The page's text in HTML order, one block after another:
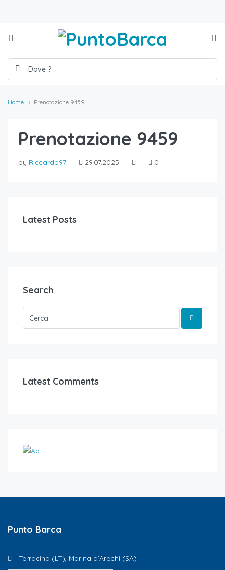
Home Prenotazione 9459
Prenotazione 9459
by Riccardo97 29.07.2025 0
Latest Posts
Search
Latest Comments
Punto Barca
Terracina (LT), Marina d’Arechi (SA)